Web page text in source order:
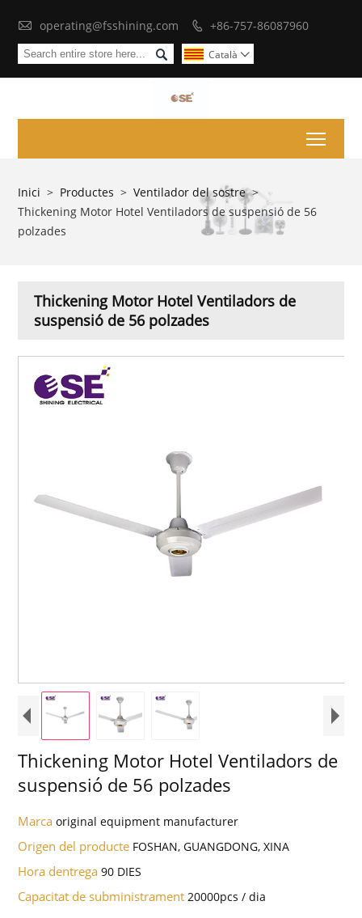
 operating@fsshining.com  +86-757-86087960
 Català 
Inici > Productes > Ventilador del sostre >
Thickening Motor Hotel Ventiladors de suspensió de 56
polzades
Thickening Motor Hotel Ventiladors de
suspensió de 56 polzades
Thickening Motor Hotel Ventiladors de
suspensió de 56 polzades
Marcaoriginal equipment manufacturer
Origen del producte FOSHAN, GUANGDONG, XINA
Hora dentrega90 DIES
Capacitat de subministrament 20000pcs / dia